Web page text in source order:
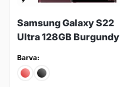
Samsung Galaxy S22
Ultra 128GB Burgundy
Barva: